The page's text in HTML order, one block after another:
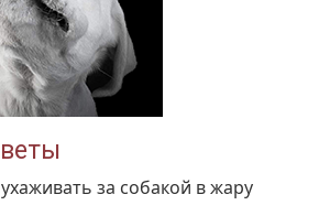
за собакой в жару